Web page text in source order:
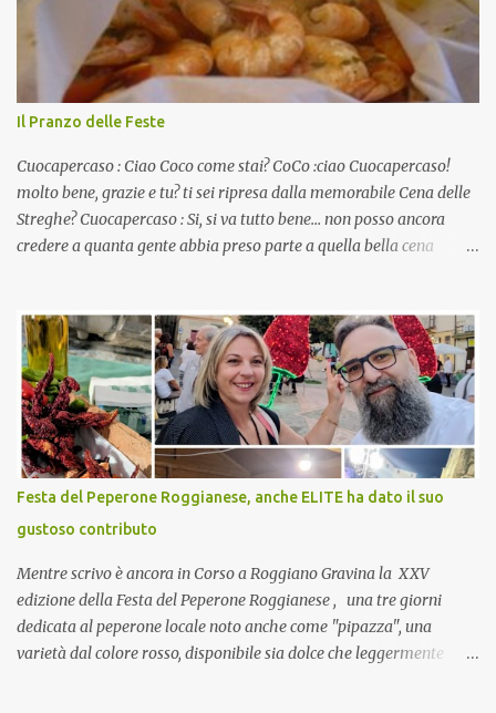
Il Pranzo delle Feste
Cuocapercaso : Ciao Coco come stai? CoCo :ciao Cuocapercaso!
molto bene, grazie e tu? ti sei ripresa dalla memorabile Cena delle
Streghe? Cuocapercaso : Si, si va tutto bene… non posso ancora
credere a quanta gente abbia preso parte a quella bella cena
pranzo, racconta un po'! Perchè io avrò ospiti e cerco degli spunti...
Cuocapercaso : A dire il vero domenica prossima non preparo
nulla perché vado al Pranzo Aziendale di fine anno organizzato dai
mie capi! CoCo : Pranzo aziendale? Una bella idea! Cuocapercaso :
si, è un modo per riunirsi tutti a fine anno e tirare le somme…
naturalmente mangiando tutti insieme, con grande convivialità!
CoCo : è naturale il cibo, come sappiamo bene, funziona spesso da
collante e anche nel lavoro riesce a creare spesso l’ambiente
favorevole per molte belle opportunità, non trovi? Cuocapercaso :
Si, concordo! …addirittura si dice...
Festa del Peperone Roggianese, anche ELITE ha dato il suo
gustoso contributo
Mentre scrivo è ancora in Corso a Roggiano Gravina la XXV
edizione della Festa del Peperone Roggianese , una tre giorni
dedicata al peperone locale noto anche come "pipazza", una
varietà dal colore rosso, disponibile sia dolce che leggermente